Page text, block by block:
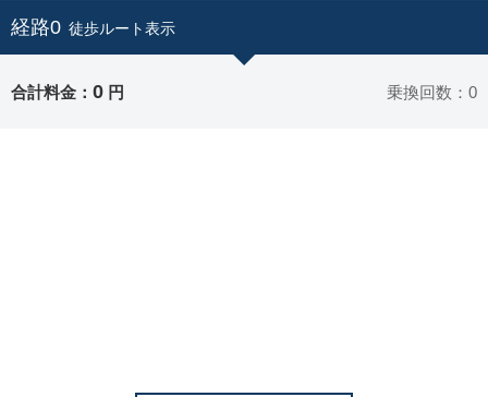
経路0 徒歩ルート表示
合計料金： 0 円 乗換回数：0